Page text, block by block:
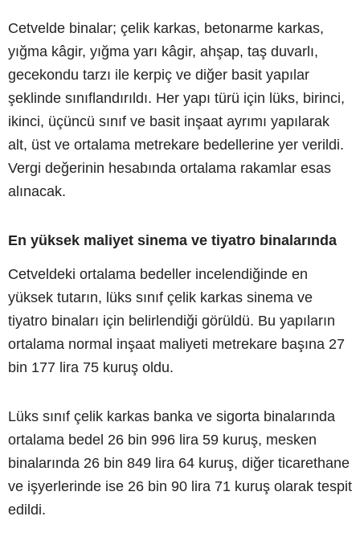
Cetvelde binalar; çelik karkas, betonarme karkas,
yığma kâgir, yığma yarı kâgir, ahşap, taş duvarlı,
gecekondu tarzı ile kerpiç ve diğer basit yapılar
şeklinde sınıflandırıldı. Her yapı türü için lüks, birinci,
ikinci, üçüncü sınıf ve basit inşaat ayrımı yapılarak
alt, üst ve ortalama metrekare bedellerine yer verildi.
Vergi değerinin hesabında ortalama rakamlar esas
alınacak.
En yüksek maliyet sinema ve tiyatro binalarında
Cetveldeki ortalama bedeller incelendiğinde en
yüksek tutarın, lüks sınıf çelik karkas sinema ve
tiyatro binaları için belirlendiği görüldü. Bu yapıların
ortalama normal inşaat maliyeti metrekare başına 27
bin 177 lira 75 kuruş oldu.
Lüks sınıf çelik karkas banka ve sigorta binalarında
ortalama bedel 26 bin 996 lira 59 kuruş, mesken
binalarında 26 bin 849 lira 64 kuruş, diğer ticarethane
ve işyerlerinde ise 26 bin 90 lira 71 kuruş olarak tespit
edildi.